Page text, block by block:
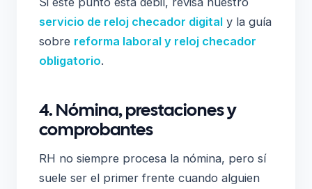
servicio de reloj checador digital y la guía
sobre reforma laboral y reloj checador
obligatorio.
4. Nómina, prestaciones y
comprobantes
RH no siempre procesa la nómina, pero sí
suele ser el primer frente cuando alguien